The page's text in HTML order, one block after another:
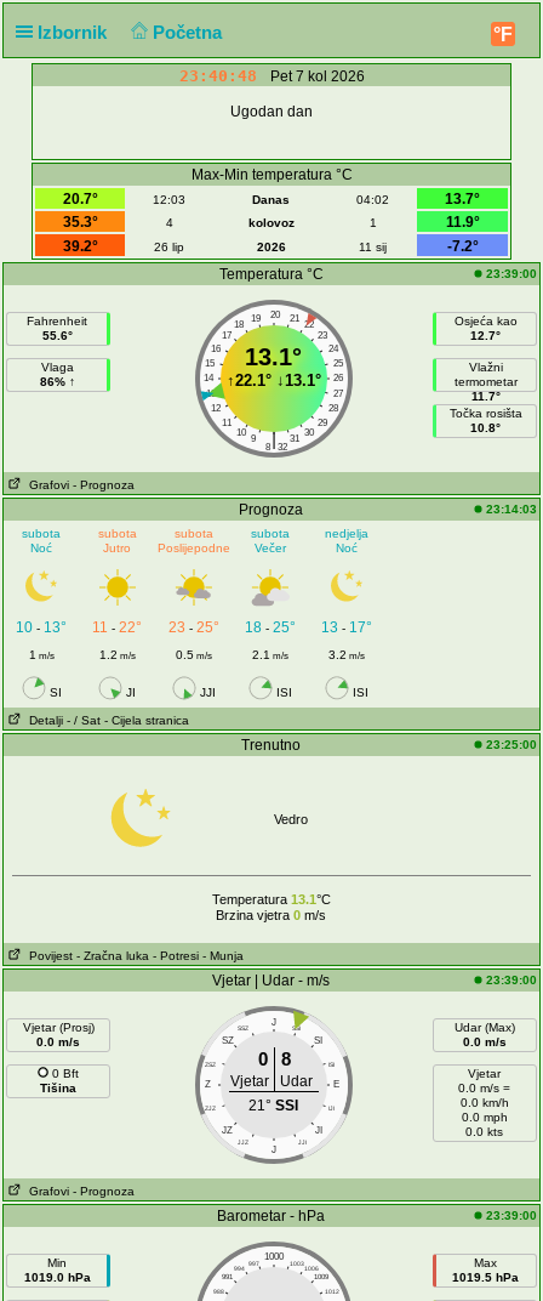
Izbornik Početna °F
23:40:48 Pet 7 kol 2026
Ugodan dan
Max-Min temperatura °C
20.7°
12:03 Danas 04:02
13.7°
35.3°
4 kolovoz 1
11.9°
39.2°
26 lip 2026 11 sij
-7.2°
Temperatura °C
23:39:00
Fahrenheit
55.6°
Vlaga
86% ↑
20
19 21
18
22
17
23
16
24
15
25
14
26
13
27
12
28
11
29
10
30
9 31
|
8 32
13.1°
↑22.1°↓13.1°
Osjeća kao
12.7°
Vlažni
termometar
11.7°
Točka rosišta
10.8°
Grafovi - Prognoza
Prognoza
23:14:03
subota
Noć
subota
Jutro
subota
Poslijepodne
subota
Večer
nedjelja
Noć
10 - 13° 11 -22° 23 - 25° 18- 25° 13 - 17°
1 m/s 1.2 m/s 0.5m/s 2.1 m/s 3.2 m/s
SI JI JJI ISI ISI
Detalji - / Sat - Cijela stranica
Trenutno 23:25:00
Vedro
Temperatura 13.1°C
Brzina vjetra 0 m/s
Povijest - Zračna luka - Potresi - Munja
Vjetar | Udar - m/s 23:39:00
Vjetar (Prosj)
0.0 m/s
0 Bft
Tišina
J
SSZ SSI
SZ SI
ZSZ ISI
Z E
ZJZ IJI
JZ JI
JJZ JJI
J
0 8
Vjetar
Udar
21°SSI
Udar (Max)
0.0 m/s
Vjetar
0.0 m/s =
0.0 km/h
0.0 mph
0.0 kts
Grafovi - Prognoza
Barometar - hPa 23:39:00
Min
1019.0 hPa
1000
997 1003
994
1006
991
1009
988
1012
Max
1019.5 hPa